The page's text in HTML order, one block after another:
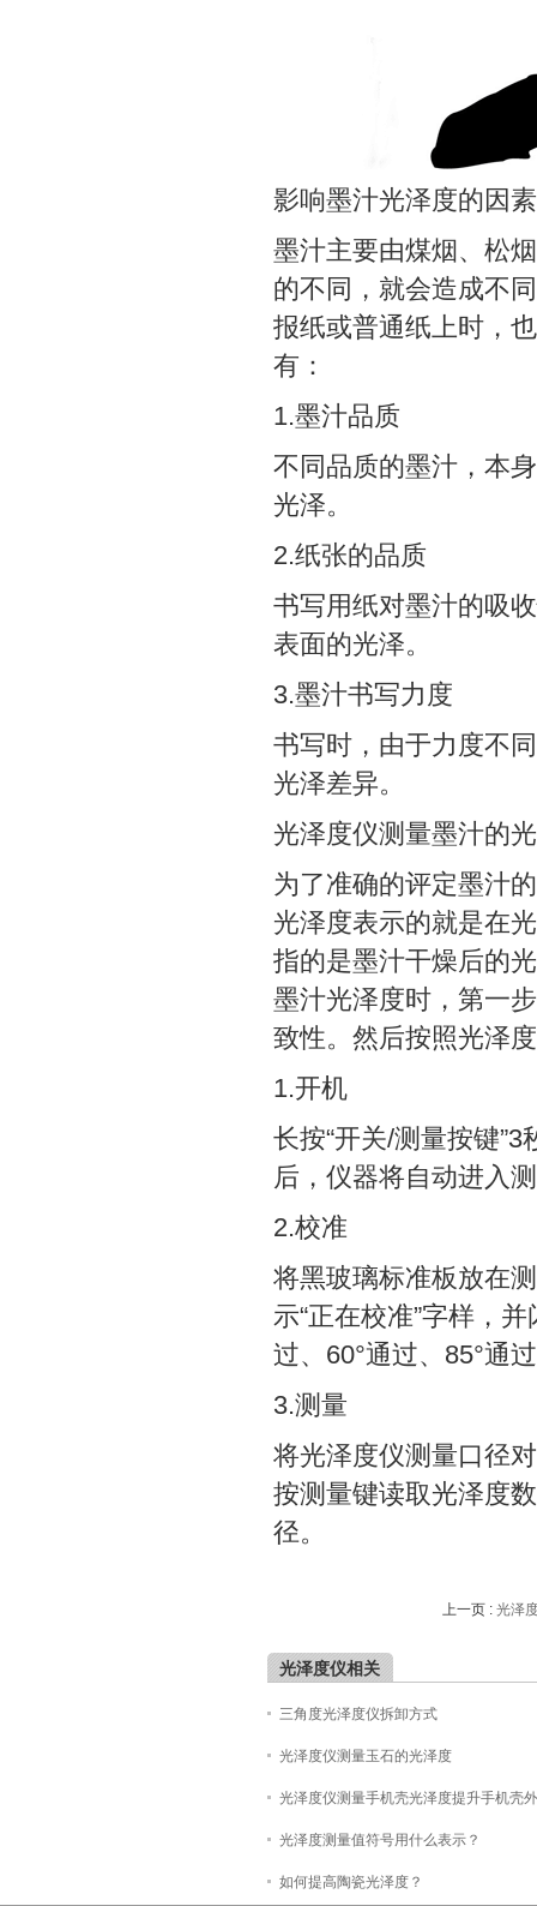
影响墨汁光泽度的因
墨汁主要由煤烟、松
的不同，就会造成不
报纸或普通纸上时，
有：
1.墨汁品质
不同品质的墨汁，本
光泽。
2.纸张的品质
书写用纸对墨汁的吸
表面的光泽。
3.墨汁书写力度
书写时，由于力度不
光泽差异。
光泽度仪测量墨汁的
为了准确的评定墨汁
光泽度表示的就是在
指的是墨汁干燥后的
墨汁光泽度时，第一
致性。然后按照光泽
1.开机
长按“开关/测量按键
后，仪器将自动进入
2.校准
将黑玻璃标准板放在
示“正在校准”字样，
过、60°通过、85°通
3.测量
将光泽度仪测量口径
按测量键读取光泽度
径。
上一页 : 光泽
光泽度仪相关
三角度光泽度仪拆卸方式
光泽度仪测量玉石的光泽度
光泽度仪测量手机壳光泽度提升手机壳
光泽度测量值符号用什么表示？
如何提高陶瓷光泽度？